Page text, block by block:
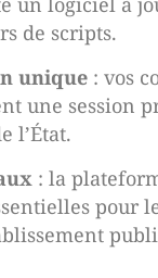
de scripts.
unique : vos
une session
l’État.
: la
pour